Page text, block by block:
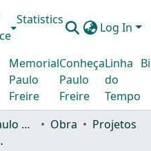
Statistics
Log In
Memorial
Paulo
Freire
Conheça
Paulo
Freire
Linha
do
Tempo
Acervo Educador Paulo Freire Obra
Projetos
geradoras)